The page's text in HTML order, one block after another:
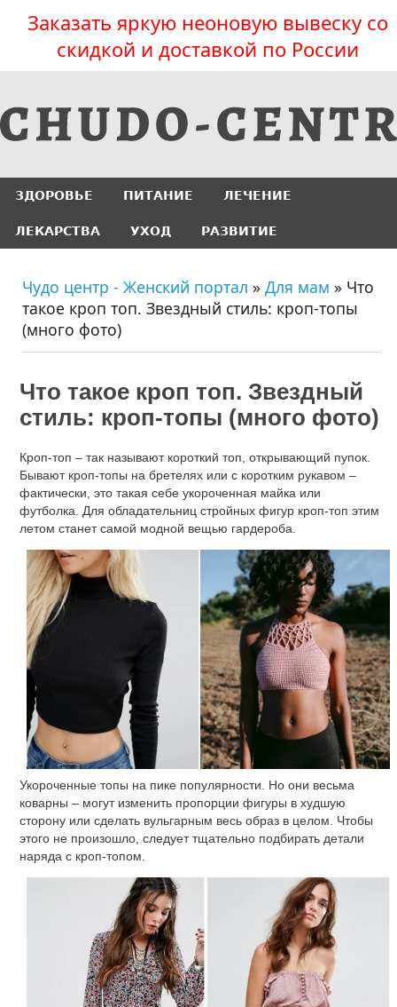
Заказать яркую неоновую вывеску со
скидкой и доставкой по России
ЗДОРОВЬЕ ПИТАНИЕ ЛЕЧЕНИЕ
ЛЕКАРСТВА УХОД РАЗВИТИЕ
Чудо центр - Женский портал » Для мам » Что
такое кроп топ. Звездный стиль: кроп-топы
(много фото)
Что такое кроп топ. Звездный
стиль: кроп-топы (много фото)
Кроп-топ – так называют короткий топ, открывающий пупок.
Бывают кроп-топы на бретелях или с коротким рукавом –
фактически, это такая себе укороченная майка или
футболка. Для обладательниц стройных фигур кроп-топ этим
летом станет самой модной вещью гардероба.
Укороченные топы на пике популярности. Но они весьма
коварны – могут изменить пропорции фигуры в худшую
сторону или сделать вульгарным весь образ в целом. Чтобы
этого не произошло, следует тщательно подбирать детали
наряда с кроп-топом.